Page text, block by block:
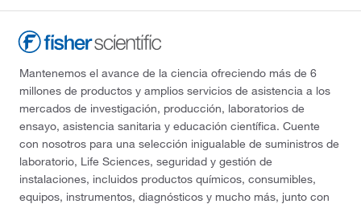
Mantenemos el avance de la ciencia ofreciendo más de 6
millones de productos y amplios servicios de asistencia a los
mercados de investigación, producción, laboratorios de
ensayo, asistencia sanitaria y educación científica. Cuente
con nosotros para una selección inigualable de suministros de
laboratorio, Life Sciences, seguridad y gestión de
instalaciones, incluidos productos químicos, consumibles,
equipos, instrumentos, diagnósticos y mucho más, junto con